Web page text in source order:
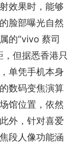
效果时，能够
脸部曝光自然
的“vivo 蔡司
但据悉香港只
单凭手机本身
数码变焦演算
馆位置，依然
外，针对喜爱
段人像功能涵